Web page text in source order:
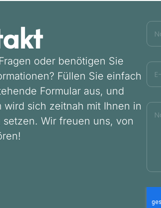
oder benötigen Sie
Füllen Sie einfach
Formular aus, und
wird sich zeitnah mit Ihnen in
setzen. Wir freuen uns, von